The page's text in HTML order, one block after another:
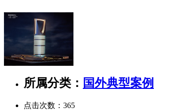
所属分类： 国外典型案例
点击次数： 365